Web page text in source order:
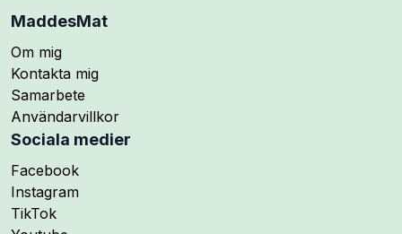
MaddesMat
Om mig
Kontakta mig
Samarbete
Användarvillkor
Sociala medier
Följ mig på
Facebook
Följ mig på
Instagram
Följ mig på
TikTok